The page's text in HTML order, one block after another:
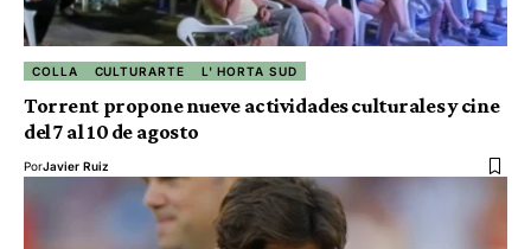
COLLA CULTURARTE L' HORTA SUD
Torrent propone nueve actividades culturales y cine
del 7 al 10 de agosto
PorJavier Ruiz